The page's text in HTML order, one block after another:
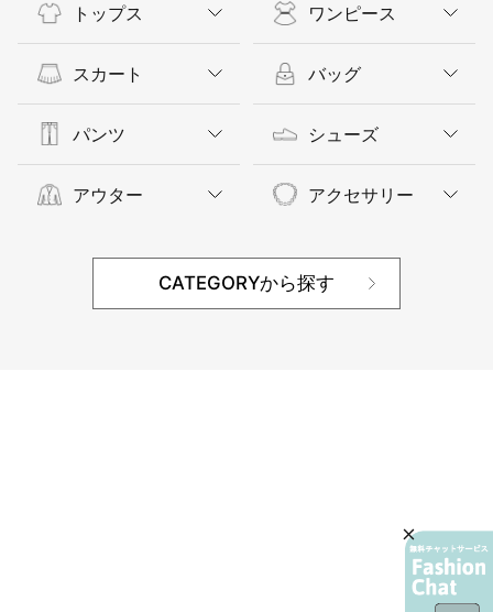
トップス
スカート
パンツ
アウター
ワンピース
バッグ
シューズ
アクセサリー
CATEGORYから探す